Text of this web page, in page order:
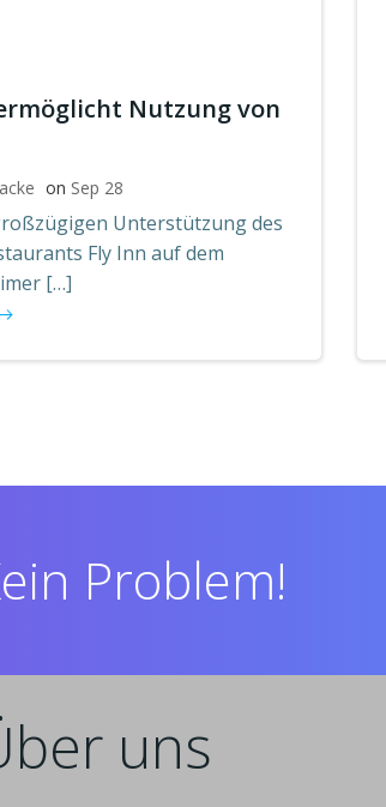
Nutzung von
on Sep 28
Unterstützung des
Fly Inn auf dem
[…]
Problem!
uns